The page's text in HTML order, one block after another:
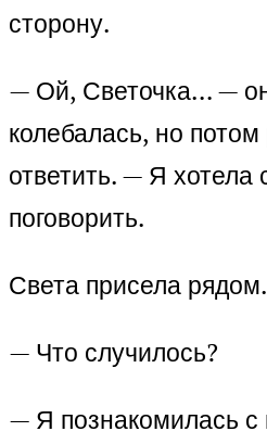
сторону.
— Ой, Светочка… —
колебалась, но
ответить. — Я хотела
поговорить.
Света присела рядом.
— Что случилось?
— Я познакомилась